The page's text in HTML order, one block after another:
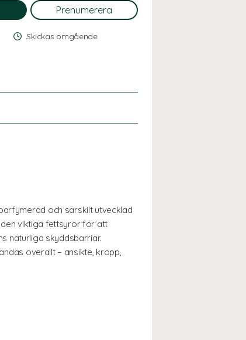
Skickas omgående
och särskilt utvecklad
viktiga fettsyror för att
naturliga skyddsbarriär.
överallt – ansikte, kropp,